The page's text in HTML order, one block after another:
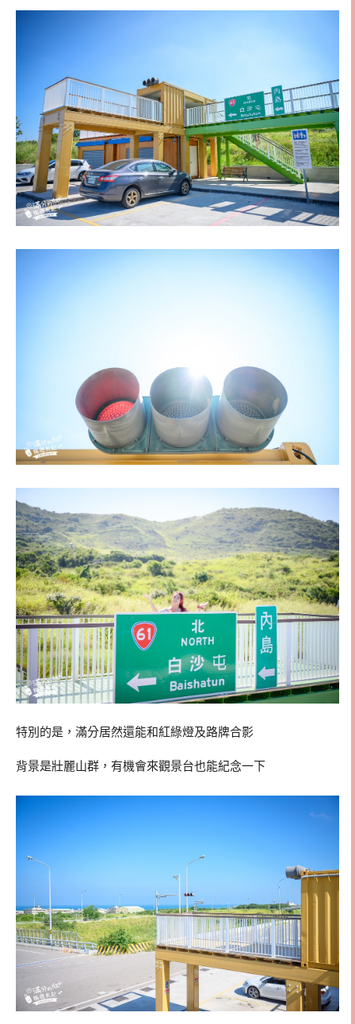
特別的是，滿分居然還能和紅綠燈及路牌合影
背景是壯麗山群，有機會來觀景台也能紀念一下